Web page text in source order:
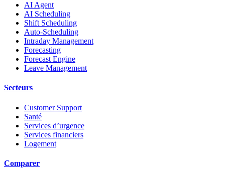
AI Agent
AI Scheduling
Shift Scheduling
Auto-Scheduling
Intraday Management
Forecasting
Forecast Engine
Leave Management
Secteurs
Customer Support
Santé
Services d’urgence
Services financiers
Logement
Comparer